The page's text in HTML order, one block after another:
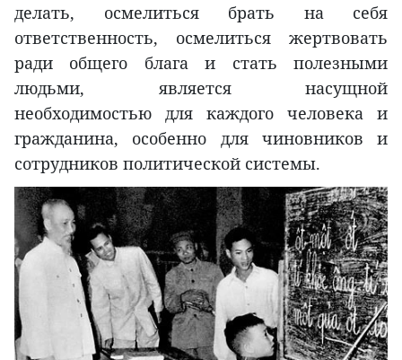
делать, осмелиться брать на себя
ответственность, осмелиться жертвовать
ради общего блага и стать полезными
людьми, является насущной
необходимостью для каждого человека и
гражданина, особенно для чиновников и
сотрудников политической системы.